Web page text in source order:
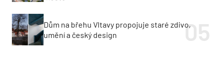
Dům na břehu Vltavy propojuje staré zdivo,
umění a český design